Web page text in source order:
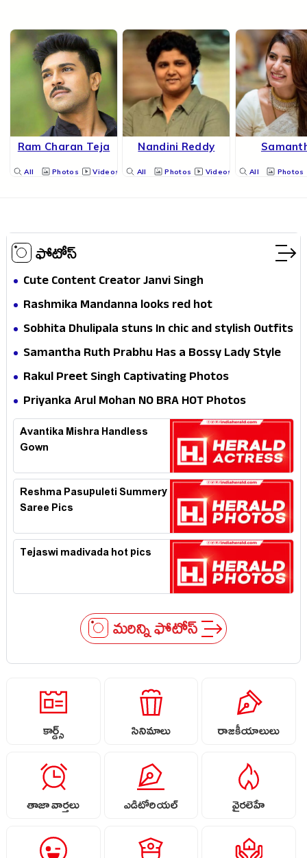
Ram Charan Teja
All Photos Videos
Nandini Reddy
All Photos Videos All Photos
ఫోటోస్
Cute Content Creator Janvi Singh
Rashmika Mandanna looks red hot
Sobhita Dhulipala stuns In chic and stylish Outfits
Samantha Ruth Prabhu Has a Bossy Lady Style
Rakul Preet Singh Captivating Photos
Priyanka Arul Mohan NO BRA HOT Photos
Avantika Mishra Handless
Gown
Reshma Pasupuleti Summery
Saree Pics
Tejaswi madivada hot pics
మరిన్ని ఫోటోస్
కార్డ్స్ సినిమాలు రాజకీయాలులు
తాజా వార్తలు ఎడిటోరియల్ వైరలెహే